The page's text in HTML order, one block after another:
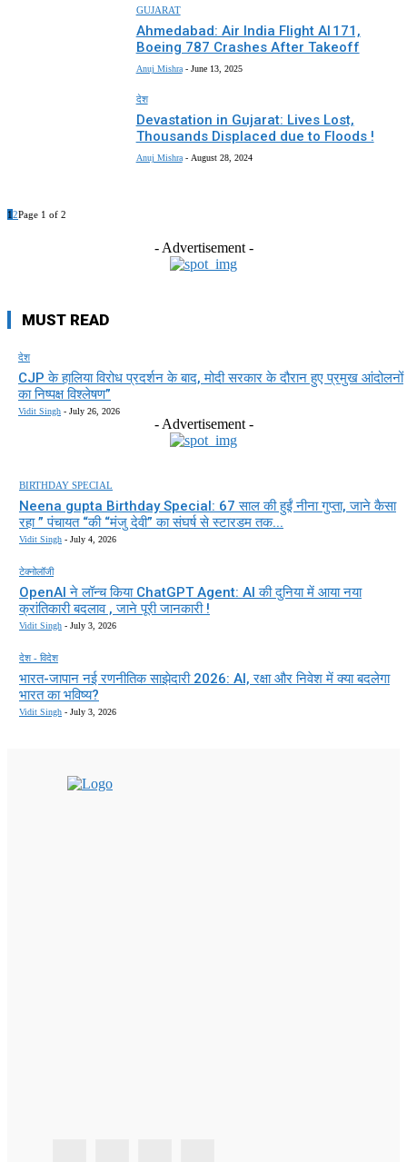
GUJARAT
Ahmedabad: Air India Flight AI 171,
Boeing 787 Crashes After Takeoff
Anuj Mishra - June 13, 2025
देश
Devastation in Gujarat: Lives Lost,
Thousands Displaced due to Floods !
Anuj Mishra - August 28, 2024
12Page 1 of 2
- Advertisement -
MUST READ
देश
CJP के हालिया विरोध प्रदर्शन के बाद, मोदी सरकार के दौरान हुए प्रमुख आंदोलनों
का निष्पक्ष विश्लेषण”
Vidit Singh - July 26, 2026
- Advertisement -
BIRTHDAY SPECIAL
Neena gupta Birthday Special: 67 साल की हुईं नीना गुप्ता, जाने कैसा
रहा ” पंचायत “की “मंजु देवी” का संघर्ष से स्टारडम तक...
Vidit Singh - July 4, 2026
टेक्नोलॉजी
OpenAI ने लॉन्च किया ChatGPT Agent: AI की दुनिया में आया नया
क्रांतिकारी बदलाव , जाने पूरी जानकारी !
Vidit Singh - July 3, 2026
देश - विदेश
भारत-जापान नई रणनीतिक साझेदारी 2026: AI, रक्षा और निवेश में क्या बदलेगा
भारत का भविष्य?
Vidit Singh - July 3, 2026